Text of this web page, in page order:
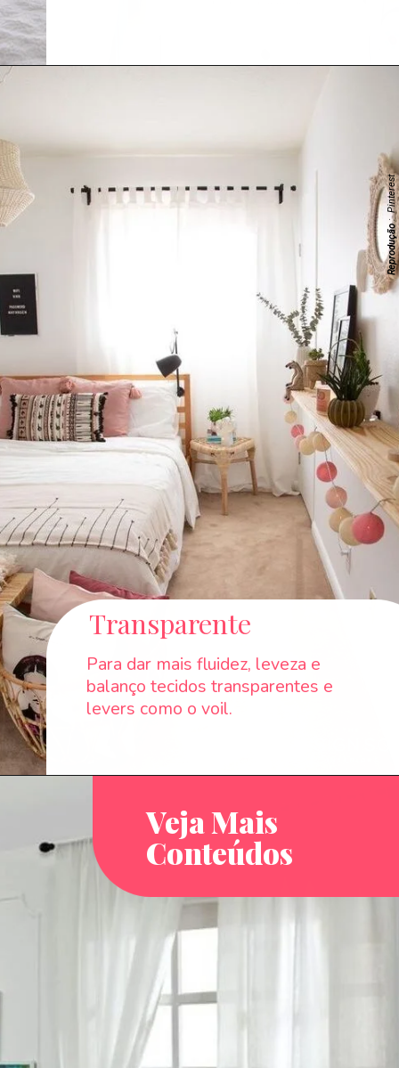
Transparente
Para dar mais fluidez, leveza e
balanço tecidos transparentes e
levers como o voil.
Reprodução
: Pinterest
Veja Mais
Conteúdos